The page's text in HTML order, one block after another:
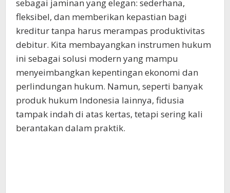
sebagai jaminan yang elegan: sederhana,
fleksibel, dan memberikan kepastian bagi
kreditur tanpa harus merampas produktivitas
debitur. Kita membayangkan instrumen hukum
ini sebagai solusi modern yang mampu
menyeimbangkan kepentingan ekonomi dan
perlindungan hukum. Namun, seperti banyak
produk hukum Indonesia lainnya, fidusia
tampak indah di atas kertas, tetapi sering kali
berantakan dalam praktik.